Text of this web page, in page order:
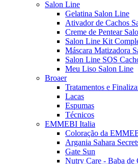
Salon Line
Gelatina Salon Line
Ativador de Cachos
Creme de Pentear
Salon Line Kit
Máscara Matizadora
Salon Line SOS
Meu Liso Salon Line
Broaer
Tratamentos e
Lacas
Espumas
Técnicos
EMMEBI Italia
Coloração da
Argania Sahara
Gate Sun
Nutry Care - Baba de